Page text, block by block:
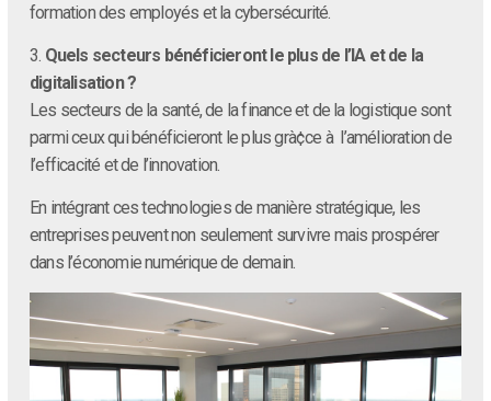
formation des employés et la cybersécurité.
3. Quels secteurs bénéficieront le plus de l’IA et de la
digitalisation ?
Les secteurs de la santé, de la finance et de la logistique sont
parmi ceux qui bénéficieront le plus grà¢ce à l’amélioration de
l’efficacité et de l’innovation.
En intégrant ces technologies de manière stratégique, les
entreprises peuvent non seulement survivre mais prospérer
dans l’économie numérique de demain.